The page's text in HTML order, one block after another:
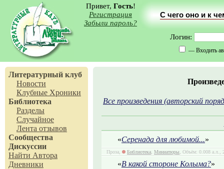
Привет, Гость!
Регистрация
Забыли пароль?
С чего оно и к
Логин:
— Входить
Литературный клуб
Новости
Клубные Хроники
Библиотека
Разделы
Случайное
Лента отзывов
Сообщества
Дискуссии
Найти Автора
Дневники
Все произведения (авторский
«Серенада для любимой...»
Проза, Библиотека, Миниатюры, Объём: 0.008 а.л.,
«В какой стороне Колыма?»